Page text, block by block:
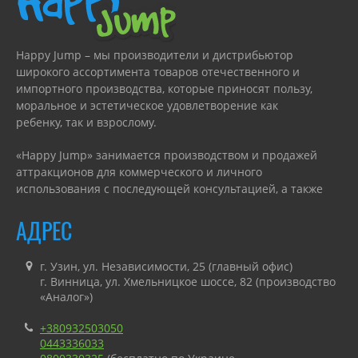
Happy Jump – мы производители и дистрибьютор
широкого ассортимента товаров отечественного и
импортного производства, которые приносят пользу,
моральное и эстетическое удовлетворение как
ребенку, так и взрослому.
«Happy Jump» занимается производством и продажей
аттракционов для коммерческого и личного
использования с последующей консультацией, а также
АДРЕС
г. Узин, ул. Независимости, 25 (главный офис)
г. Винница, ул. Хмельницкое шоссе, 82 (производство
«Аналог»)
+380932503050
0443336033